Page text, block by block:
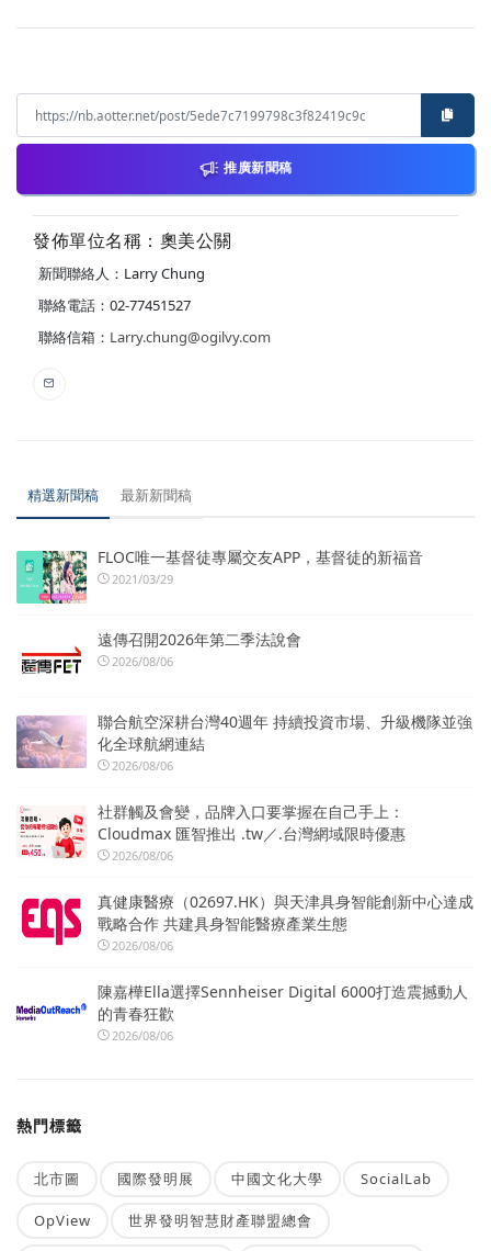
推廣新聞稿
發佈單位名稱：奧美公關
新聞聯絡人：Larry Chung
聯絡電話：02-77451527
聯絡信箱： Larry.chung@ogilvy.com
精選新聞稿 最新新聞稿
FLOC唯一基督徒專屬交友APP，基督徒的新福音
2021/03/29
遠傳召開2026年第二季法說會
2026/08/06
聯合航空深耕台灣40週年 持續投資市場、升級機隊並強
化全球航網連結
2026/08/06
社群觸及會變，品牌入口要掌握在自己手上：
Cloudmax 匯智推出 .tw／.台灣網域限時優惠
2026/08/06
真健康醫療（02697.HK）與天津具身智能創新中心達成
戰略合作 共建具身智能醫療產業生態
2026/08/06
陳嘉樺Ella選擇Sennheiser Digital 6000打造震撼動人
的青春狂歡
2026/08/06
熱門標籤
北市圖 國際發明展 中國文化大學 SocialLab
OpView 世界發明智慧財產聯盟總會